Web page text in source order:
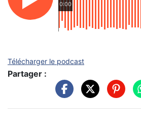
0:00
Télécharger le podcast
Partager :